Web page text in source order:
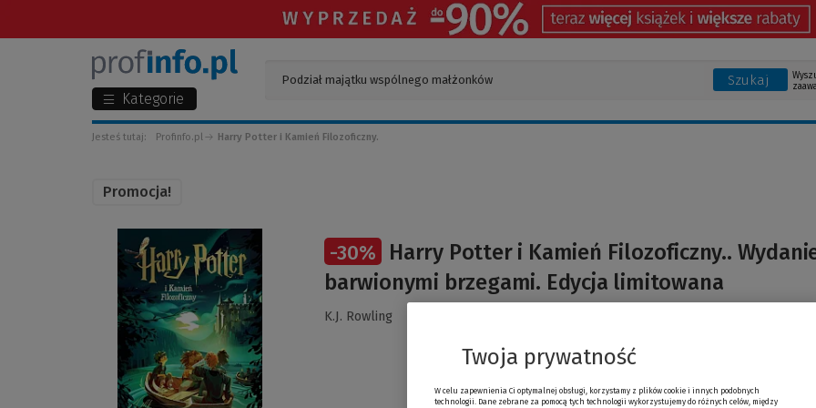
Kategorie
Szukaj
Jesteś tutaj: Profinfo.pl Harry Potter i Kamień Filozoficzny.
Promocja!
-30%
Harry Potter i Kamień Filozoficzny..
barwionymi brzegami. Edycja limitowana
K.J. Rowling
Twoja prywatność
W celu zapewnienia Ci optymalnej obsługi, korzystamy z plików cookie i innych podobnych
technologii. Dane zebrane za pomocą tych technologii wykorzystujemy do różnych celów, między